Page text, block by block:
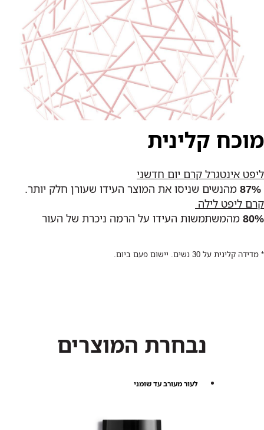
מוכח קלינית
ליפט אינטגרל קרם יום חדשני
מהנשים שניסו את המוצר העידו שעורן חלק יותר.
קרם ליפט לילה
80% מהמשתמשות העידו על הרמה ניכרת של העור
* מדידה קלינית על 30 נשים. יישום פעם ביום.
נבחרת המוצרים
לעור מעורב עד שומני